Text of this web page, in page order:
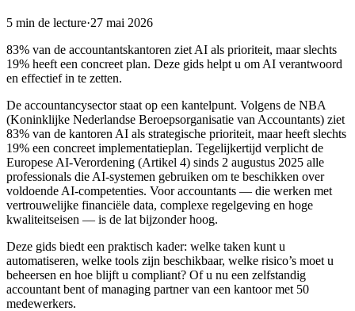
5 min de lecture·27 mai 2026
83% van de accountantskantoren ziet AI als prioriteit, maar slechts
19% heeft een concreet plan. Deze gids helpt u om AI verantwoord
en effectief in te zetten.
De accountancysector staat op een kantelpunt. Volgens de NBA
(Koninklijke Nederlandse Beroepsorganisatie van Accountants) ziet
83% van de kantoren AI als strategische prioriteit, maar heeft slechts
19% een concreet implementatieplan. Tegelijkertijd verplicht de
Europese AI-Verordening (Artikel 4) sinds 2 augustus 2025 alle
professionals die AI-systemen gebruiken om te beschikken over
voldoende AI-competenties. Voor accountants — die werken met
vertrouwelijke financiële data, complexe regelgeving en hoge
kwaliteitseisen — is de lat bijzonder hoog.
Deze gids biedt een praktisch kader: welke taken kunt u
automatiseren, welke tools zijn beschikbaar, welke risico’s moet u
beheersen en hoe blijft u compliant? Of u nu een zelfstandig
accountant bent of managing partner van een kantoor met 50
medewerkers.